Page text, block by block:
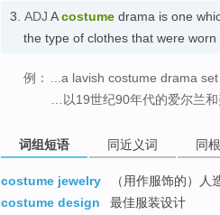
3. ADJ Acostume drama is one
the type of clothes that were
例：
...a lavish costume drama
…以19世纪90年代的爱尔兰
词组短语 同近义词 同
costume jewelry
（用作服饰的）人
costume design
最佳服装设计